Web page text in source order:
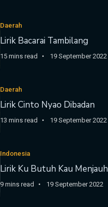
Daerah
Lirik Bacarai Tambilang
15 mins read 19 September 2022
Daerah
Lirik Cinto Nyao Dibadan
13 mins read 19 September 2022
Indonesia
Lirik Ku Butuh Kau Menjauh
9 mins read 19 September 2022